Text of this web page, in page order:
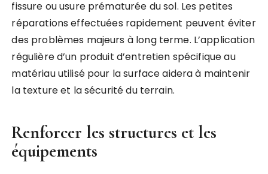
fissure ou usure prématurée du sol. Les petites
réparations effectuées rapidement peuvent éviter
des problèmes majeurs à long terme. L’application
régulière d’un produit d’entretien spécifique au
matériau utilisé pour la surface aidera à maintenir
la texture et la sécurité du terrain.
Renforcer les structures et les
équipements